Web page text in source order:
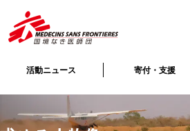
活動ニュース 寄付・支援